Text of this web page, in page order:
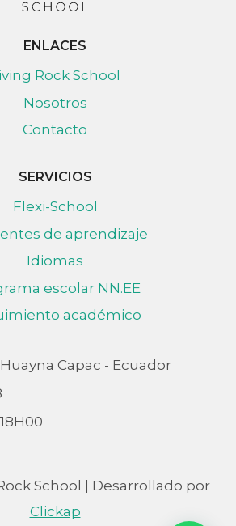
ENLACES
Rock School
Nosotros
Contacto
SERVICIOS
Flexi-School
de aprendizaje
Idiomas
escolar NN.EE
académico
Capac - Ecuador
School | Desarrollado por
Clickap